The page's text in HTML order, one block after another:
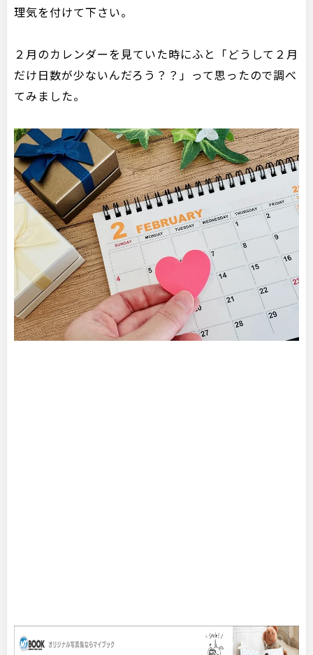
理気を付けて下さい。
２月のカレンダーを見ていた時にふと「どうして２月
だけ日数が少ないんだろう？？」って思ったので調べ
てみました。